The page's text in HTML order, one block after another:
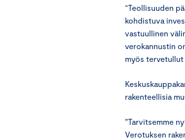
“Teollisuuden
kohdistuva
vastuullinen
verokannustin
myös tervetullut
rakenteellisia
”Tarvitsemme
Verotuksen